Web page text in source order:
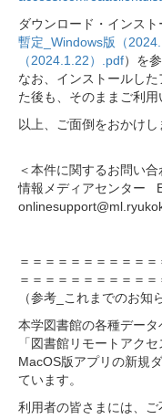
ダウンロード・インス
暫定_Windows版（
（2024.1.22）.pdf）を
なお、インストールし
た後も、そのままご利用
以上、ご面倒をおかけ
＜本件に関するお問い合
情報メディアセンター
＝＝＝＝＝＝＝＝＝＝
＝＝＝＝＝＝＝＝＝＝＝
（参考_これまでのお知
本学図書館の各種デー
「図書館リモートアク
MacOS版アプリの新規
ています。
利用者の皆さまには、